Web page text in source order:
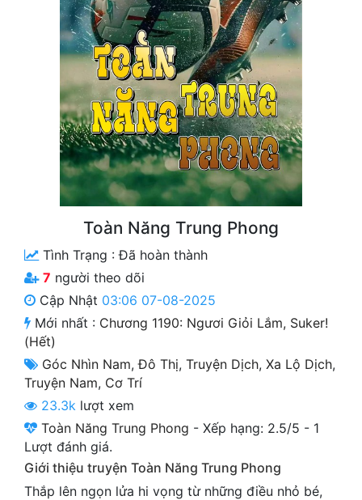
Truyện Convert
Truyện Dịch
Truyện Nhập Môn
Truyện ngắn
Cung Đấu
Cạnh Kỹ
Cổ Tiên Hiệp
Cổ Đại
Du Hí
Dã Sử
Dị Giới
Toàn Năng Trung Phong
Tình Trạng :Đã hoàn thành
7 người theo dõi
Cập Nhật 03:06 07-08-2025
Mới nhất : Chương 1190: Ngươi Giỏi Lắm, Suker!
(Hết)
Góc Nhìn Nam,Đô Thị, Truyện Dịch, Xa Lộ Dịch,
Truyện Nam, Cơ Trí
23.3k lượt xem
Toàn Năng Trung Phong - Xếp hạng: 2.5/5 - 1
Lượt đánh giá.
Giới thiệu truyện Toàn Năng Trung Phong
Thắp lên ngọn lửa hi vọng từ những điều nhỏ bé,